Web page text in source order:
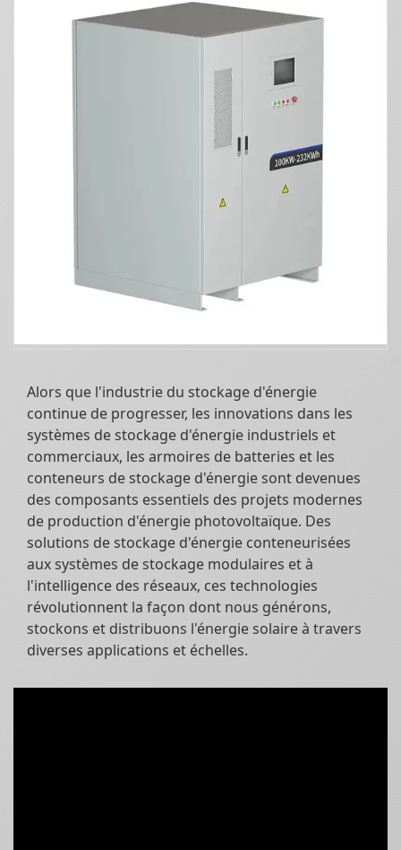
Alors que l'industrie du stockage d'énergie
continue de progresser, les innovations dans les
systèmes de stockage d'énergie industriels et
commerciaux, les armoires de batteries et les
conteneurs de stockage d'énergie sont devenues
des composants essentiels des projets modernes
de production d'énergie photovoltaïque. Des
solutions de stockage d'énergie conteneurisées
aux systèmes de stockage modulaires et à
l'intelligence des réseaux, ces technologies
révolutionnent la façon dont nous générons,
stockons et distribuons l'énergie solaire à travers
diverses applications et échelles.